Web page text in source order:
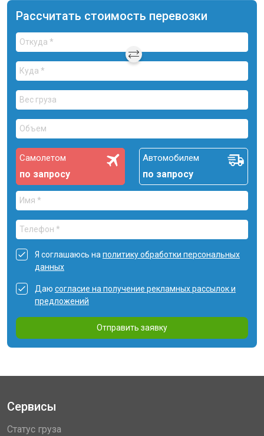
Рассчитать стоимость перевозки
Самолетом
по запросу
Автомобилем
по запросу
Я соглашаюсь на политику обработки персональных
данных
Даю согласие на получение рекламных рассылок и
предложений
Отправить заявку
Сервисы
Статус груза